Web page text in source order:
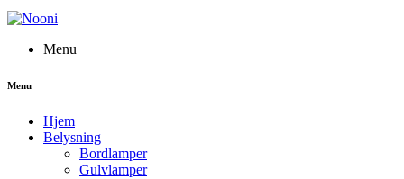
Menu
Menu
Hjem
Belysning
Bordlamper
Gulvlamper